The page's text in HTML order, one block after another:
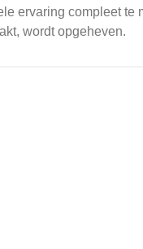
ervaring compleet te
wordt opgeheven.